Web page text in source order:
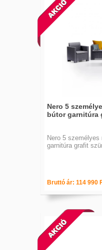
Nero 5
bútor garnitúra
Nero 5
garnitúra grafit
Bruttó ár: 114 990